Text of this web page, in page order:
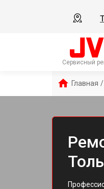
Сервисный
Главная /